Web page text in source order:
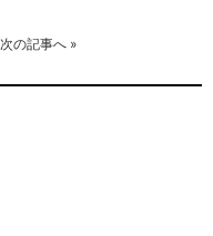
次の記事へ»